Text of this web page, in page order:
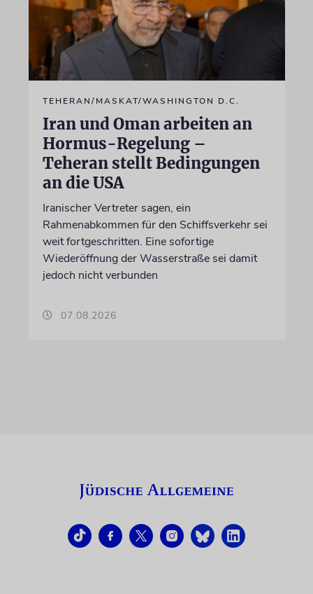
TEHERAN/MASKAT/WASHINGTON D.C.
Iran und Oman arbeiten an
Hormus-Regelung –
Teheran stellt Bedingungen
an die USA
Iranischer Vertreter sagen, ein
Rahmenabkommen für den Schiffsverkehr sei
weit fortgeschritten. Eine sofortige
Wiederöffnung der Wasserstraße sei damit
jedoch nicht verbunden
07.08.2026